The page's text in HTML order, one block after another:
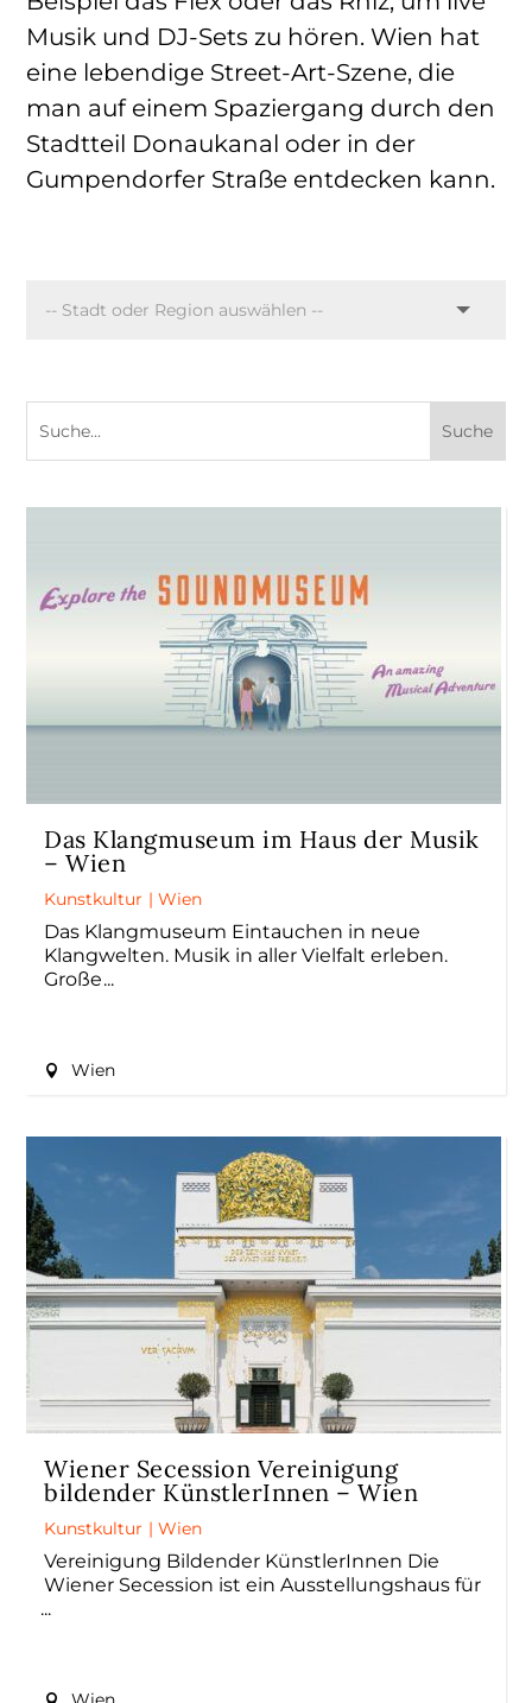
Musik und DJ-Sets zu hören. Wien hat
eine lebendige Street-Art-Szene, die
man auf einem Spaziergang durch den
Stadtteil Donaukanal oder in der
Gumpendorfer Straße entdecken kann.
Das Klangmuseum im Haus der Musik
– Wien
Kunstkultur |Wien
Das Klangmuseum Eintauchen in neue
Klangwelten. Musik in aller Vielfalt erleben.
Große
Wien
Wiener Secession Vereinigung
bildender KünstlerInnen – Wien
Kunstkultur |Wien
Vereinigung Bildender KünstlerInnen Die
Wiener Secession ist ein Ausstellungshaus für